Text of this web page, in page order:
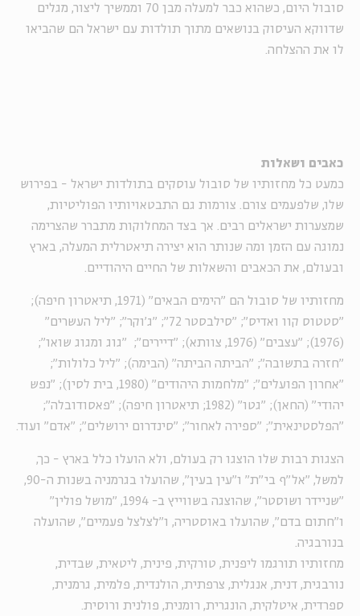
סובול היום, כשהוא כבר למעלה מבן 70 וממשיך ליצור, מגלים
שדווקא העיסוק בנושאים מתוך תולדות עם ישראל הם שהביאו
לו את ההצלחה.
כאבים ושאלות
כמעט כל מחזותיו של סובול עוסקים בתולדות ישראל - בפירוש
שלו, שלפעמים צורם. צורמות גם התבטאויותיו הפוליטיות,
שמצערות ישראלים רבים. אך בצד המחלוקות מתברר שהצרימה
נמוגה עם הזמן ומה שנותר הוא יצירה תיאטרלית המעלה, בארץ
ובעולם, את הכאבים והשאלות של החיים היהודיים.
מחזותיו של סובול הם "הימים הבאים" (1971, תיאטרון חיפה);
"סטטוס קוו ואדיס"; "סילבסטר 72"; "ג'וקר"; "ליל העשרים"
(1976); "עצבים" (1976, צוותא); "דיירים"; "גוג ומגוג שואו";
"חזרה בתשובה"; "הביתה הביתה" (הבימה); "ליל כלולות";
"אחרון הפועלים"; "מלחמות היהודים" (1980, בית לסין); "נפש
יהודי" (החאן); "גטו" (1982; תיאטרון חיפה); "פאסודובלה";
"הפלסטינאית"; "ספירה לאחור"; "סינדרום ירושלים"; "אדם" ועוד.
הצגות רבות שלו הוצגו רק בעולם, ולא הועלו כלל בארץ - כך,
למשל, "אל"ף בי"ת" ו"עין בעין", שהועלו בגרמניה בשנות ה-90,
"שניידר ושוסטר", שהוצגה בשווייץ ב- 1994, "מושל פולין"
ו"חתום בדם", שהועלו באוסטריה, ו"לצלצל פעמיים", שהועלה
בנורבגיה.
מחזותיו תורגמו ליפנית, טורקית, פינית, ליטאית, שבדית,
נורבגית, דנית, אנגלית, צרפתית, הולנדית, פלמית, גרמנית,
ספרדית, איטלקית, הונגרית, רומנית, פולנית ורוסית.